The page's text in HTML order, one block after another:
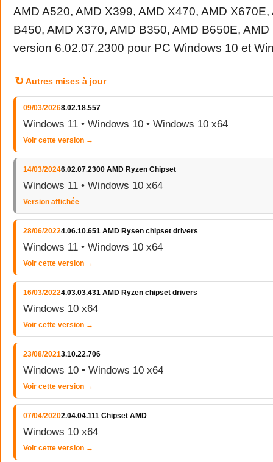
AMD A520, AMD X399, AMD X470, AMD
B450, AMD X370, AMD B350, AMD B650E,
version 6.02.07.2300 pour PC Windows 10 et
↻ Autres mises à jour
09/03/20268.02.18.557
Windows 11 • Windows 10 • Windows 10 x64
Voir cette version →
14/03/20246.02.07.2300 AMD Ryzen Chipset
Windows 11 • Windows 10 x64
Version affichée
28/06/20224.06.10.651 AMD Rysen chipset drivers
Windows 11 • Windows 10 x64
Voir cette version →
16/03/20224.03.03.431 AMD Ryzen chipset drivers
Windows 10 x64
Voir cette version →
23/08/20213.10.22.706
Windows 10 • Windows 10 x64
Voir cette version →
07/04/20202.04.04.111 Chipset AMD
Windows 10 x64
Voir cette version →